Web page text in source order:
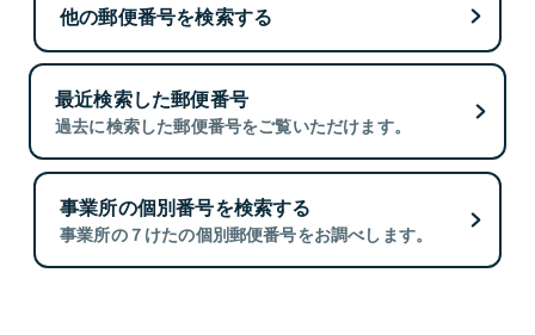
他の郵便番号を検索する
最近検索した郵便番号
過去に検索した郵便番号をご覧いただけます。
事業所の個別番号を検索する
事業所の７けたの個別郵便番号をお調べします。